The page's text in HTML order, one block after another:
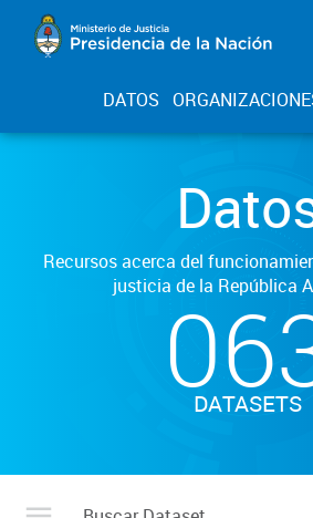
DATOS
Recursos acerca del
justicia de la República
DATASETS